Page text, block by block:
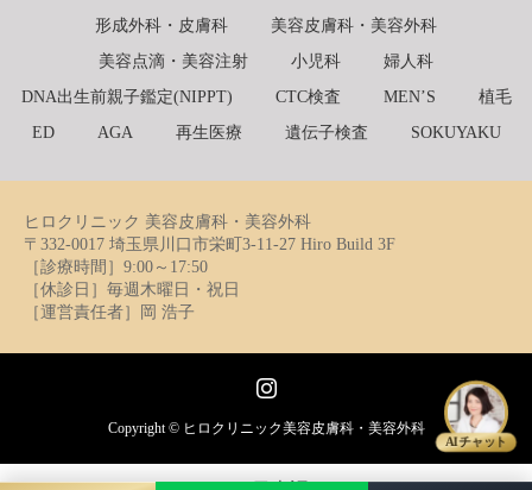
形成外科・皮膚科
美容皮膚科・美容外科
美容点滴・美容注射
小児科
婦人科
DNA出生前親子鑑定(NIPPT)
CTC検査 MEN’S
植毛
ED
AGA 再生医療 遺伝子検査 SOKUYAKU
ヒロクリニック 美容皮膚科・美容外科
〒332-0017 埼玉県川口市栄町3-11-27 Hiro Build 3F
［診療時間］9:00～17:50
［休診日］毎週木曜日・祝日
［運営責任者］岡 浩子
Copyright © ヒロクリニック美容皮膚科・美容外科
AIチャット